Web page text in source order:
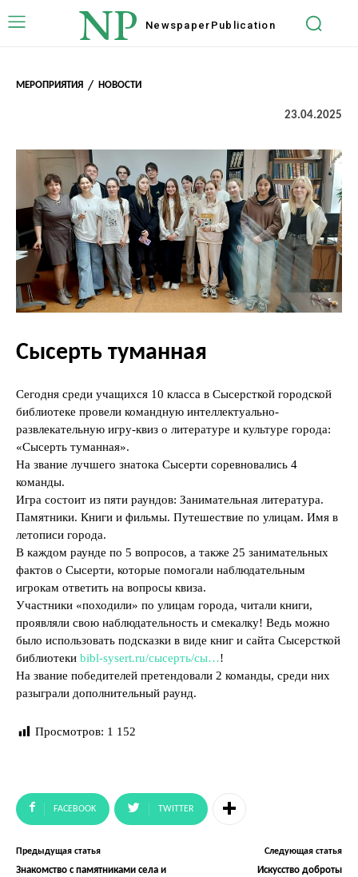
NP Newspaper Publication
МЕРОПРИЯТИЯ НОВОСТИ
23.04.2025
Сысерть туманная
Сегодня среди учащихся 10 класса в Сысерсткой городской
библиотеке провели командную интеллектуально-
развлекательную игру-квиз о литературе и культуре города:
«Сысерть туманная».
На звание лучшего знатока Сысерти соревновались 4
команды.
Игра состоит из пяти раундов: Занимательная литература.
Памятники. Книги и фильмы. Путешествие по улицам. Имя в
летописи города.
В каждом раунде по 5 вопросов, а также 25 занимательных
фактов о Сысерти, которые помогали наблюдательным
игрокам ответить на вопросы квиза.
Участники «походили» по улицам города, читали книги,
проявляли свою наблюдательность и смекалку! Ведь можно
было использовать подсказки в виде книг и сайта Сысерсткой
библиотеки bibl-sysert.ru/сысерть/сы…!
На звание победителей претендовали 2 команды, среди них
разыграли дополнительный раунд.
Просмотров: 1 152
FACEBOOK TWITTER
Предыдущая статья
Знакомство с памятниками села и
Следующая статья
Искусство доброты